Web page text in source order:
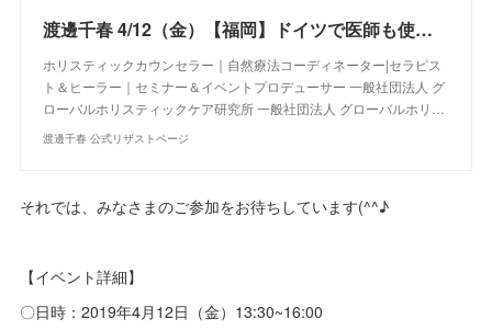
渡邊千春 4/12（金）【福岡】ドイツで医師も使う！!宝石と花の自然療法♡ゼリツィン®エリクサー体験会
ホリスティックカウンセラー｜自然療法コーディネーター|セラピス
ト＆ヒーラー｜セミナー＆イベントプロデューサー 一般社団法人 グ
ローバルホリスティックケア研究所 一般社団法人 グローバルホリ…
渡邊千春 公式リザストページ
それでは、みなさまのご参加をお待ちしています(^^♪
【イベント詳細】
〇日時：2019年4月12日（金）13:30~16:00